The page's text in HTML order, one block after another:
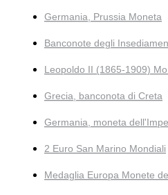
Germania, Prussia Moneta
Banconote degli
Leopoldo II (1865-1909)
Grecia, banconota di Creta
Germania, moneta
2 Euro San Marino Mondiali
Medaglia Europa Monete